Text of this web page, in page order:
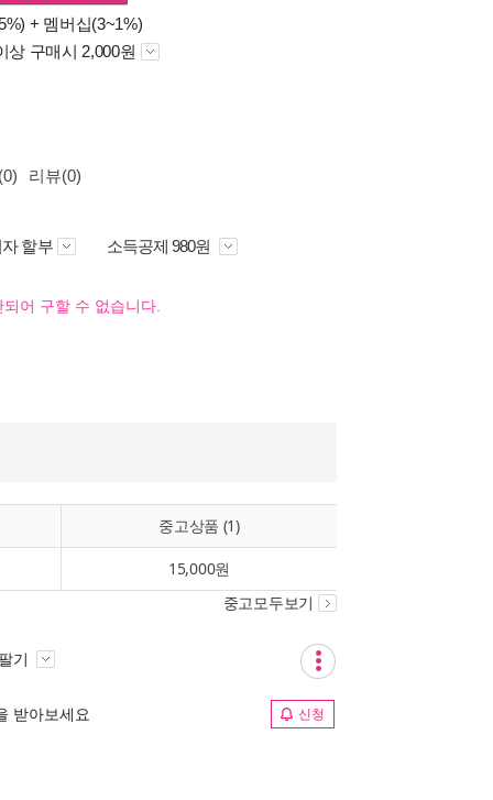
+ 멤버십(3~1%)
상 구매시 2,000원
리뷰(0)
할부 소득공제 980원
어 구할 수 없습니다.
중고상품 (1)
15,000원
중고모두보기
기
받아보세요 신청